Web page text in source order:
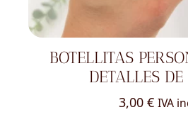
BOTELLITAS
DETALLES
3,00 € IVA